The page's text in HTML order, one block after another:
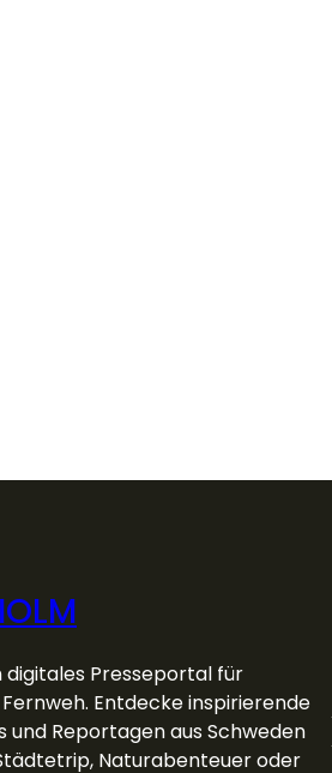
Presseportal für
Entdecke inspirierende
Reportagen aus Schweden
Naturabenteuer oder